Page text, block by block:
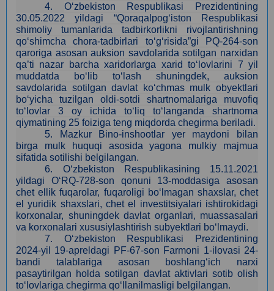
4. O‘zbekiston Respublikasi Prezidentining
30.05.2022 yildagi “Qoraqalpog‘iston Respublikasi
shimoliy tumanlarida tadbirkorlikni rivojlantirishning
qo‘shimcha chora-tadbirlari to‘g‘risida”gi PQ-264-son
qaroriga asosan auksion savdolarida sotilgan narxidan
qa’ti nazar barcha xaridorlarga xarid to‘lovlarini 7 yil
muddatda bo‘lib to‘lash shuningdek, auksion
savdolarida sotilgan davlat ko‘chmas mulk obyektlari
bo‘yicha tuzilgan oldi-sotdi shartnomalariga muvofiq
to‘lovlar 3 oy ichida to‘liq to‘langanda shartnoma
qiymatining 25 foiziga teng miqdorda chegirma beriladi.
5. Mazkur Bino-inshootlar yer maydoni bilan
birga mulk huquqi asosida yagona mulkiy majmua
sifatida sotilishi belgilangan.
6. O‘zbekiston Respublikasining 15.11.2021
yildagi O‘RQ-728-son qonuni 13-moddasiga asosan
сhet ellik fuqarolar, fuqaroligi bo‘lmagan shaxslar, chet
el yuridik shaxslari, chet el investitsiyalari ishtirokidagi
korxonalar, shuningdek davlat organlari, muassasalari
va korxonalari xususiylashtirish subyektlari bo‘lmaydi.
7. O‘zbekiston Respublikasi Prezidentining
2024-yil 19-apreldagi PF-67-son Farmoni 1-ilovasi 24-
bandi talablariga asosan boshlang‘ich narxi
pasaytirilgan holda sotilgan davlat aktivlari sotib olish
to‘lovlariga chegirma qo‘llanilmasligi belgilangan.